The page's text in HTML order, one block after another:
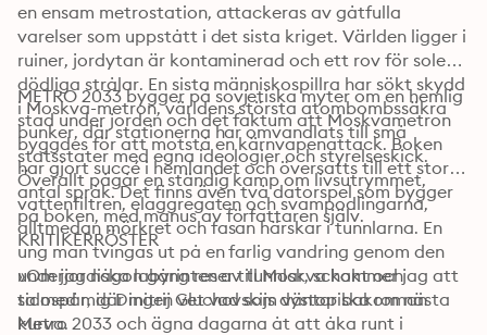
en ensam metrostation, attackeras av gåtfulla
varelser som uppstått i det sista kriget. Världen ligger i
ruiner, jordytan är kontaminerad och ett rov för solens
dödliga strålar. En sista människospillra har sökt skydd
i Moskva-metron, världens största atombombssäkra
bunker, där stationerna har omvandlats till små
statsstater med egna ideologier och styrelseskick.
Överallt pågår en ständig kamp om livsutrymmet,
vattenfiltren, elaggregaten och svampodlingarna,
alltmedan mörkret och fasan härskar i tunnlarna. En
ung man tvingas ut på en farlig vandring genom den
underjordiska labyrinten av tunnlar, schakt och
sidospår, där ingen vet vad som väntar bakom nästa
kurva.
METRO 2033 bygger på sovjetiska myter om en hemlig
stad under jorden och det faktum att Moskvametron
byggdes för att motstå en kärnvapenattack. Boken
har gjort succé i hemlandet och översatts till ett stort
antal språk. Det finns även två datorspel som bygger
på boken, med manus av författaren själv.
KRITIKERRÖSTER
»Om jag någon gång reser till Moskva kommer jag att
ta med mig Dmitrij Gluchovskijs dystopiska roman
Metro 2033 och ägna dagarna åt att åka runt i